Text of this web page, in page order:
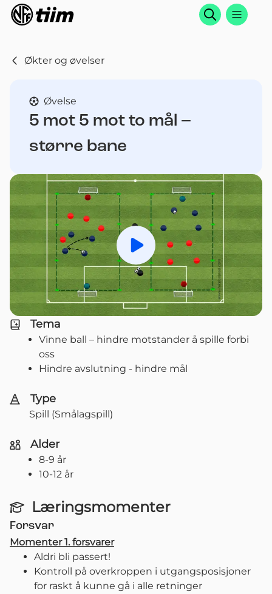
Søk
Økter og øvelser
Øvelse
5 mot 5 mot to mål –
større bane
Spill av
Tema
Vinne ball – hindre motstander å spille forbi
oss
Hindre avslutning - hindre mål
Type
Spill (Smålagspill)
Alder
8-9 år
10-12 år
Læringsmomenter
Forsvar
Momenter 1. forsvarer
Aldri bli passert!
Kontroll på overkroppen i utgangsposisjoner
for raskt å kunne gå i alle retninger